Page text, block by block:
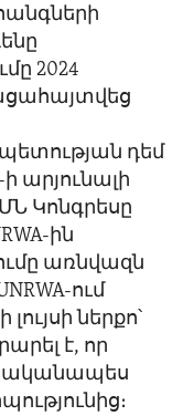
2024
դեմ
արյունալի
Կոնգրեսը
ին
առնվազն
ում
ներքո՝
է, որ